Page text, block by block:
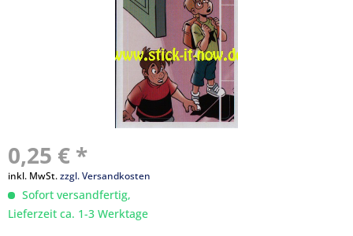
0,25 € *
inkl. MwSt.zzgl. Versandkosten
Sofort versandfertig,
Lieferzeit ca. 1-3 Werktage